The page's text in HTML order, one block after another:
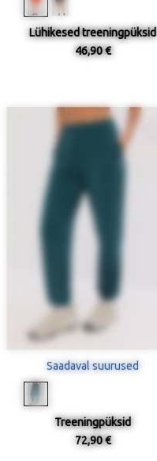
Lühikesed treeningpüksid
46,90 €
Saadaval suurused
Treeningpüksid
72,90 €